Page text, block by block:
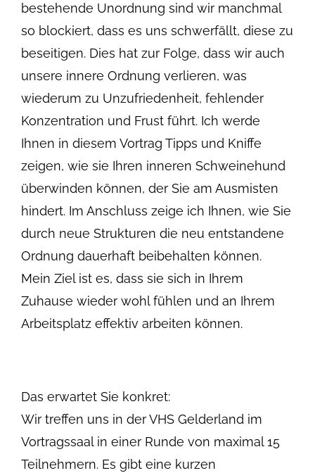
bestehende Unordnung sind wir manchmal
so blockiert, dass es uns schwerfällt, diese zu
beseitigen. Dies hat zur Folge, dass wir auch
unsere innere Ordnung verlieren, was
wiederum zu Unzufriedenheit, fehlender
Konzentration und Frust führt. Ich werde
Ihnen in diesem Vortrag Tipps und Kniffe
zeigen, wie sie Ihren inneren Schweinehund
überwinden können, der Sie am Ausmisten
hindert. Im Anschluss zeige ich Ihnen, wie Sie
durch neue Strukturen die neu entstandene
Ordnung dauerhaft beibehalten können.
Mein Ziel ist es, dass sie sich in Ihrem
Zuhause wieder wohl fühlen und an Ihrem
Arbeitsplatz effektiv arbeiten können.
Das erwartet Sie konkret:
Wir treffen uns in der VHS Gelderland im
Vortragssaal in einer Runde von maximal 15
Teilnehmern. Es gibt eine kurzen